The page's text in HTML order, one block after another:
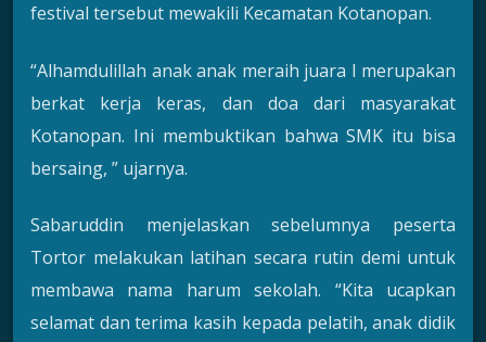
festival tersebut mewakili Kecamatan Kotanopan.
“Alhamdulillah anak anak meraih juara I merupakan
berkat kerja keras, dan doa dari masyarakat
Kotanopan. Ini membuktikan bahwa SMK itu bisa
bersaing, ” ujarnya.
Sabaruddin menjelaskan sebelumnya peserta
Tortor melakukan latihan secara rutin demi untuk
membawa nama harum sekolah. “Kita ucapkan
selamat dan terima kasih kepada pelatih, anak didik